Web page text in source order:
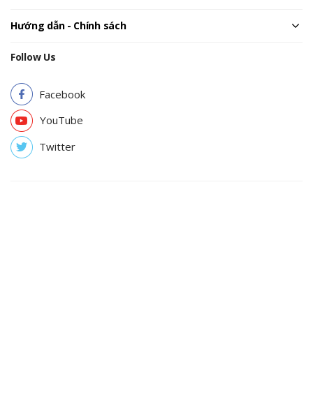
Hướng dẫn - Chính sách
Follow Us
Facebook
YouTube
Twitter